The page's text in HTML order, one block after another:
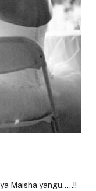
Maisha yangu…..!!